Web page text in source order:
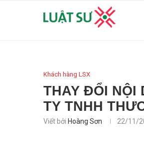
Khách hàng LSX
THAY ĐỔI NỘI
TY TNHH
Viết bởi Hoàng Sơn 22/11/